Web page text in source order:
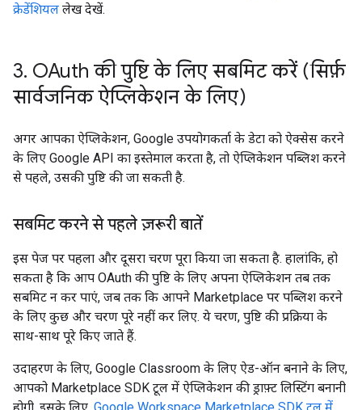
क्रेडेंशियल लेख देखें.
3. OAuth की पुष्टि के लिए सबमिट करें (सिर्फ़
सार्वजनिक ऐप्लिकेशन के लिए)
अगर आपका ऐप्लिकेशन, Google उपयोगकर्ता के डेटा को ऐक्सेस करने
के लिए Google API का इस्तेमाल करता है, तो ऐप्लिकेशन पब्लिश करने
से पहले, उसकी पुष्टि की जा सकती है.
सबमिट करने से पहले ज़रूरी बातें
इस पेज पर पहला और दूसरा चरण पूरा किया जा सकता है. हालांकि, हो
सकता है कि आप OAuth की पुष्टि के लिए अपना ऐप्लिकेशन तब तक
सबमिट न कर पाएं, जब तक कि आपने Marketplace पर पब्लिश करने
के लिए कुछ और चरण पूरे नहीं कर लिए. ये चरण, पुष्टि की प्रक्रिया के
साथ-साथ पूरे किए जाते हैं.
उदाहरण के लिए, Google Classroom के लिए ऐड-ऑन बनाने के लिए,
आपको Marketplace SDK टूल में ऐप्लिकेशन की ड्राफ़्ट लिस्टिंग बनानी